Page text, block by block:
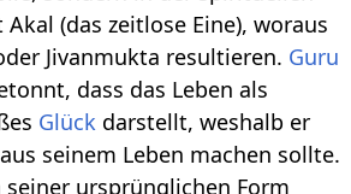
(das zeitlose Eine), woraus
Jivanmukta resultieren. Guru
dass das Leben als
Glück darstellt, weshalb er
seinem Leben machen sollte.
seiner ursprünglichen Form